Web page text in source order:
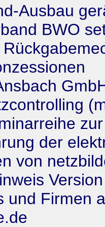
Ausbau
BWO
zur
der
von
und Firmen